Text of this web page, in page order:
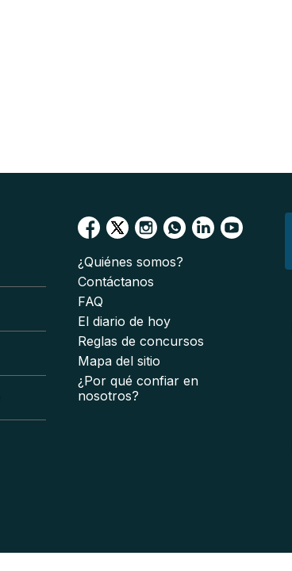
¿Quiénes somos?
Contáctanos
FAQ
El diario de hoy
Reglas de concursos
Mapa del sitio
¿Por qué confiar en
nosotros?